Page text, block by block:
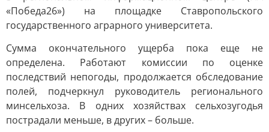
«Победа26») на площадке Ставропольского
государственного аграрного университета.
Сумма окончательного ущерба пока еще не
определена. Работают комиссии по оценке
последствий непогоды, продолжается обследование
полей, подчеркнул руководитель регионального
минсельхоза. В одних хозяйствах сельхозугодья
пострадали меньше, в других – больше.